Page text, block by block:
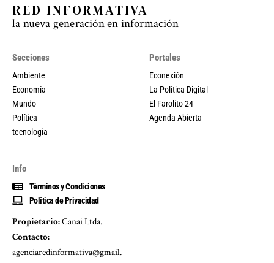
RED INFORMATIVA
la nueva generación en información
Secciones
Ambiente
Economía
Mundo
Política
tecnologia
Portales
Econexión
La Política Digital
El Farolito 24
Agenda Abierta
Info
Términos y Condiciones
Política de Privacidad
Propietario:Canai Ltda.
Contacto:
agenciaredinformativa@gmail.